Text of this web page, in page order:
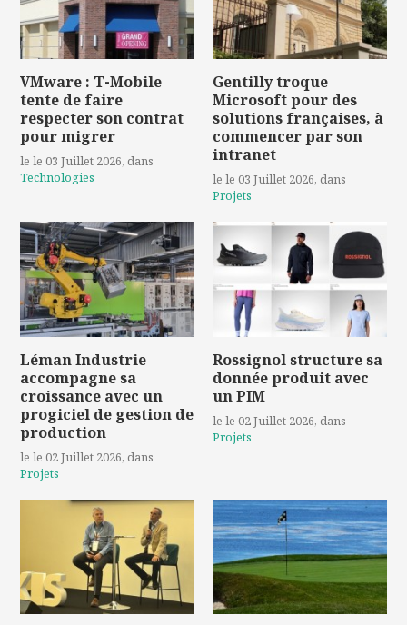
VMware : T-Mobile
tente de faire
respecter son contrat
pour migrer
le le 03 Juillet 2026, dans
Technologies
Gentilly troque
Microsoft pour des
solutions françaises, à
commencer par son
intranet
le le 03 Juillet 2026, dans
Projets
Léman Industrie
accompagne sa
croissance avec un
progiciel de gestion de
production
le le 02 Juillet 2026, dans
Projets
Rossignol structure sa
donnée produit avec
un PIM
le le 02 Juillet 2026, dans
Projets